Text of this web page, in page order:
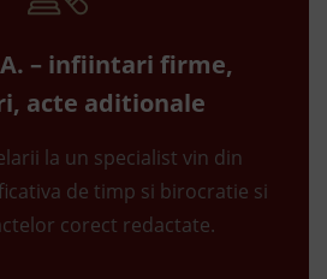
– infiintari firme,
acte aditionale
la un specialist vin din
de timp si birocratie si
corect redactate.